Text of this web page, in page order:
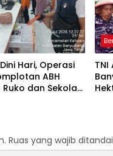
Hari, Operasi
ABH
dan Sekolah
TNI
Ruas yang wajib ditandai